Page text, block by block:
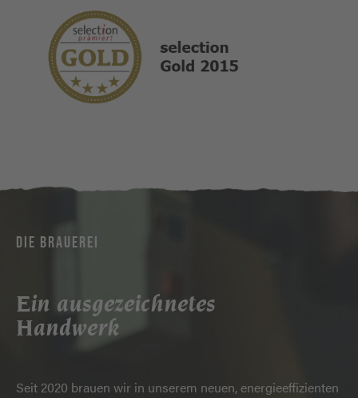
DIE BRAUEREI
Ein ausgezeichnetes
Handwerk
Seit 2020 brauen wir in unserem neuen, energieeffizienten